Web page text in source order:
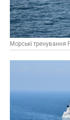
Морські тренування